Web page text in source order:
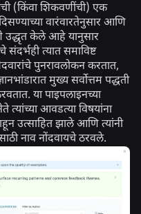
(किंवा शिकवणींची) एक
दिसण्याच्या वारंवारतेनुसार आणि
उद्धृत केले आहे यानुसार
त्यात समाविष्ट
पुनरावलोकन करतात,
मुख्य सर्वोत्तम पद्धती
या पाइपलाइनच्या
त्यांच्या आवडत्या विषयांना
उत्साहित झाले आणि त्यांनी
नाव नोंदवायचे ठरवले.